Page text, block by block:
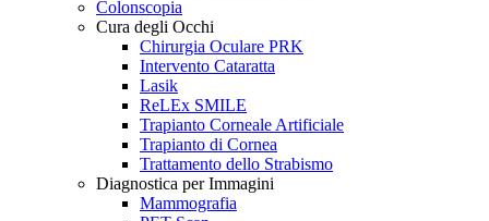
Colonscopia
Cura degli Occhi
Chirurgia Oculare PRK
Intervento Cataratta
Lasik
ReLEx SMILE
Trapianto Corneale Artificiale
Trapianto di Cornea
Trattamento dello Strabismo
Diagnostica per Immagini
Mammografia